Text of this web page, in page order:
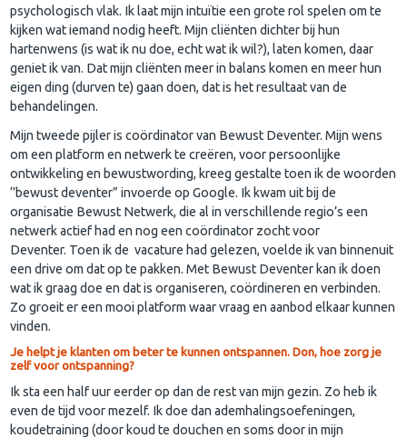
psychologisch vlak. Ik laat mijn intuïtie een grote rol spelen om te
kijken wat iemand nodig heeft. Mijn cliënten dichter bij hun
hartenwens (is wat ik nu doe, echt wat ik wil?), laten komen, daar
geniet ik van. Dat mijn cliënten meer in balans komen en meer hun
eigen ding (durven te) gaan doen, dat is het resultaat van de
behandelingen.
Mijn tweede pijler is coördinator van Bewust Deventer. Mijn wens
om een platform en netwerk te creëren, voor persoonlijke
ontwikkeling en bewustwording, kreeg gestalte toen ik de woorden
‘’bewust deventer” invoerde op Google. Ik kwam uit bij de
organisatie Bewust Netwerk, die al in verschillende regio’s een
netwerk actief had en nog een coördinator zocht voor
Deventer. Toen ik de vacature had gelezen, voelde ik van binnenuit
een drive om dat op te pakken. Met Bewust Deventer kan ik doen
wat ik graag doe en dat is organiseren, coördineren en verbinden.
Zo groeit er een mooi platform waar vraag en aanbod elkaar kunnen
vinden.
Je helpt je klanten om beter te kunnen ontspannen. Don, hoe zorg je
zelf voor ontspanning?
Ik sta een half uur eerder op dan de rest van mijn gezin. Zo heb ik
even de tijd voor mezelf. Ik doe dan ademhalingsoefeningen,
koudetraining (door koud te douchen en soms door in mijn